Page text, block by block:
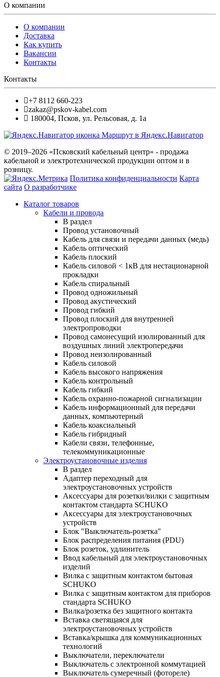
О компании
О компании
Доставка
Как купить
Вакансии
Контакты
Контакты
+7 8112 660-223
zakaz@pskov-kabel.com
180004, Псков, ул. Рельсовая, д. 1а
Маршрут в Яндекс.Навигатор
© 2019–2026 «Псковский кабельный центр» - продажа
кабельной и электротехнической продукции оптом и в
розницу.
Политика конфиденциальности Карта
сайта О разработчике
Каталог товаров
Кабели и провода
В раздел
Провод установочный
Кабель для связи и передачи данных (медь)
Кабель оптический
Кабель плоский
Кабель силовой < 1кВ для нестационарной
прокладки
Кабель спиральный
Провод одножильный
Провод акустический
Провод гибкий
Провод плоский для внутренней
электропроводки
Провод самонесущий изолированный для
воздушных линий электропередачи
Провод неизолированный
Кабель силовой
Кабель высокого напряжения
Кабель контрольный
Кабель гибкий
Кабель охранно-пожарной сигнализации
Кабель информационный для передачи
данных, компьютерный
Кабель коаксиальный
Кабель гибридный
Кабели связи, телефонные,
телекоммуникационные
Электроустановочные изделия
В раздел
Адаптер переходный для
электроустановочных устройств
Аксессуары для розетки/вилки с защитным
контактом стандарта SCHUKO
Аксессуары для электроустановочных
устройств
Блок "Выключатель-розетка"
Блок распределения питания (PDU)
Блок розеток, удлинитель
Ввод кабельный для электроустановочных
изделий
Вилка с защитным контактом бытовая
SCHUKO
Вилка с защитным контактом для приборов
стандарта SCHUKO
Вилка/розетка без защитного контакта
Вставка светящаяся для
электроустановочных устройств
Вставка/крышка для коммуникационных
технологий
Выключатели, переключатели
Выключатель с электронной коммутацией
Выключатель сумеречный (фотореле)